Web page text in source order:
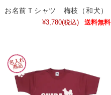
お名前Ｔシャツ 梅枝（和犬）
¥3,780(税込) 送料無料